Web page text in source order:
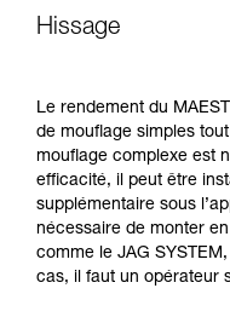
pouvoir
avec un
la
de la
Nous donnons
liées à votre
que nous ne
Hissage
Le rendement du
de mouflage simples
mouflage complexe est
efficacité, il peut être
supplémentaire sous
nécessaire de monter
comme le JAG
cas, il faut un opérateur